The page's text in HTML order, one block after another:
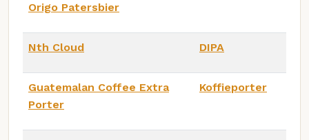
Origo Patersbier
Nth Cloud DIPA
Guatemalan Coffee Extra
Porter
Koffieporter